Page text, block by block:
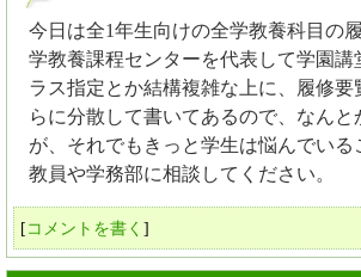
今日は全1年生向けの全学教養科目の
学教養課程センターを代表して学園
ラス指定とか結構複雑な上に、履修
らに分散して書いてあるので、なん
が、それでもきっと学生は悩んでい
教員や学務部に相談してください。
[コメントを書く ]